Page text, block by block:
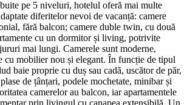
pe 5 niveluri, hotelul oferă mai multe
diferitelor nevoi de vacanță: camere
fără balcon; camere duble twin, cu două
cu un dormitor și living, potrivite
mai lungi. Camerele sunt moderne,
cu mobilier nou și elegant. În funcție de tipul
baie proprie cu duș sau cadă, uscător de păr,
de țânțari, podele mochetate, minibar și
camerelor au balcon, iar apartamentele
prin livingul cu canapea extensibilă. Un